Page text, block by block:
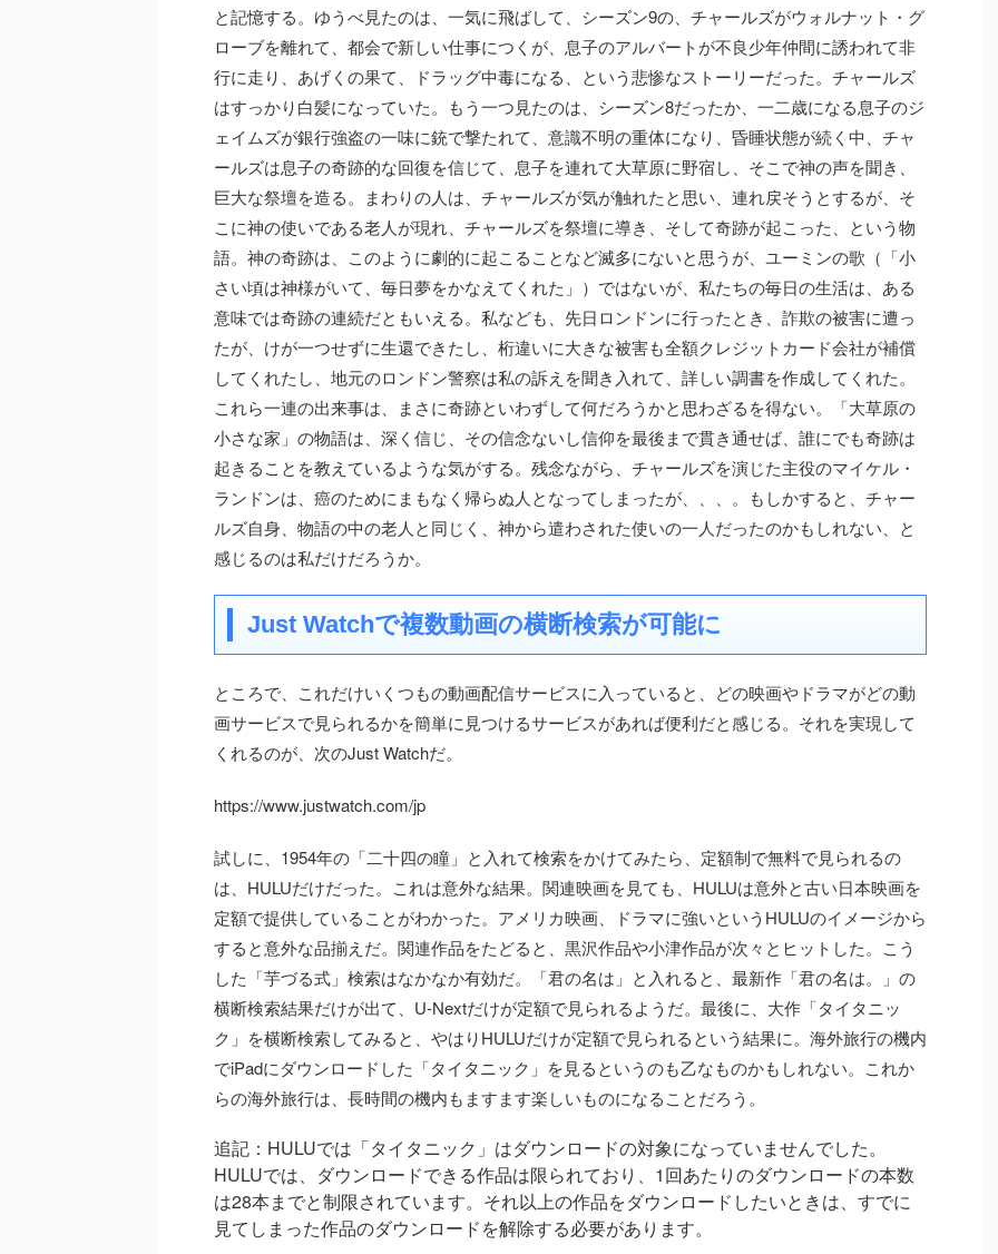
と記憶する。ゆうべ見たのは、一気に飛ばして、シーズン9の、チャールズがウォルナット・グ
ローブを離れて、都会で新しい仕事につくが、息子のアルバートが不良少年仲間に誘われて非
行に走り、あげくの果て、ドラッグ中毒になる、という悲惨なストーリーだった。チャールズ
はすっかり白髪になっていた。もう一つ見たのは、シーズン8だったか、一二歳になる息子のジ
ェイムズが銀行強盗の一味に銃で撃たれて、意識不明の重体になり、昏睡状態が続く中、チャ
ールズは息子の奇跡的な回復を信じて、息子を連れて大草原に野宿し、そこで神の声を聞き、
巨大な祭壇を造る。まわりの人は、チャールズが気が触れたと思い、連れ戻そうとするが、そ
こに神の使いである老人が現れ、チャールズを祭壇に導き、そして奇跡が起こった、という物
語。神の奇跡は、このように劇的に起こることなど滅多にないと思うが、ユーミンの歌（「小
さい頃は神様がいて、毎日夢をかなえてくれた」）ではないが、私たちの毎日の生活は、ある
意味では奇跡の連続だともいえる。私なども、先日ロンドンに行ったとき、詐欺の被害に遭っ
たが、けが一つせずに生還できたし、桁違いに大きな被害も全額クレジットカード会社が補償
してくれたし、地元のロンドン警察は私の訴えを聞き入れて、詳しい調書を作成してくれた。
これら一連の出来事は、まさに奇跡といわずして何だろうかと思わざるを得ない。「大草原の
小さな家」の物語は、深く信じ、その信念ないし信仰を最後まで貫き通せば、誰にでも奇跡は
起きることを教えているような気がする。残念ながら、チャールズを演じた主役のマイケル・
ランドンは、癌のためにまもなく帰らぬ人となってしまったが、、、。もしかすると、チャー
ルズ自身、物語の中の老人と同じく、神から遣わされた使いの一人だったのかもしれない、と
感じるのは私だけだろうか。
Just Watchで複数動画の横断検索が可能に
ところで、これだけいくつもの動画配信サービスに入っていると、どの映画やドラマがどの動
画サービスで見られるかを簡単に見つけるサービスがあれば便利だと感じる。それを実現して
くれるのが、次のJust Watchだ。
https://www.justwatch.com/jp
試しに、1954年の「二十四の瞳」と入れて検索をかけてみたら、定額制で無料で見られるの
は、HULUだけだった。これは意外な結果。関連映画を見ても、HULUは意外と古い日本映画を
定額で提供していることがわかった。アメリカ映画、ドラマに強いというHULUのイメージから
すると意外な品揃えだ。関連作品をたどると、黒沢作品や小津作品が次々とヒットした。こう
した「芋づる式」検索はなかなか有効だ。「君の名は」と入れると、最新作「君の名は。」の
横断検索結果だけが出て、U-Nextだけが定額で見られるようだ。最後に、大作「タイタニッ
ク」を横断検索してみると、やはりHULUだけが定額で見られるという結果に。海外旅行の機内
でiPadにダウンロードした「タイタニック」を見るというのも乙なものかもしれない。これか
らの海外旅行は、長時間の機内もますます楽しいものになることだろう。
追記：HULUでは「タイタニック」はダウンロードの対象になっていませんでした。
HULUでは、ダウンロードできる作品は限られており、1回あたりのダウンロードの本数
は28本までと制限されています。それ以上の作品をダウンロードしたいときは、すでに
見てしまった作品のダウンロードを解除する必要があります。